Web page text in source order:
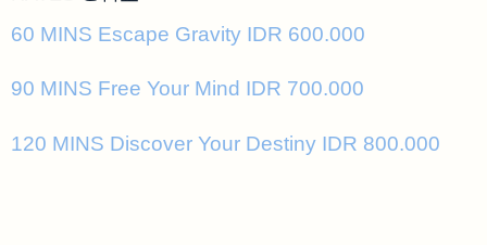
60 MINS Escape Gravity IDR 600.000
90 MINS Free Your Mind IDR 700.000
120 MINS Discover Your Destiny IDR 800.000